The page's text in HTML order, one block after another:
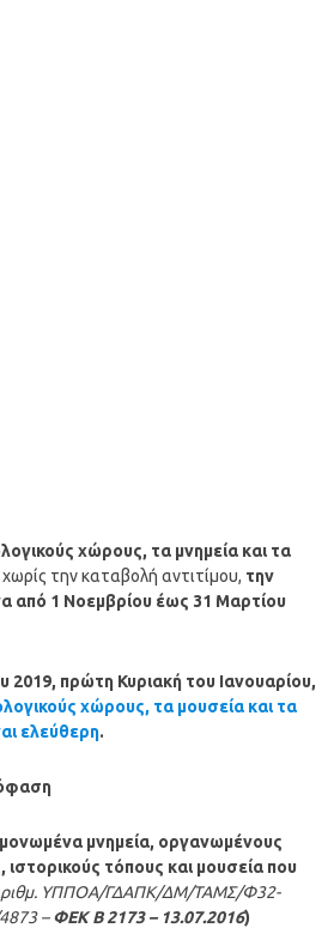
χώρους, τα μνημεία και τα
χωρίς την καταβολή αντιτίμου, την
από 1 Νοεμβρίου έως 31 Μαρτίου
2019, πρώτη Κυριακή του Ιανουαρίου,
χώρους, τα μουσεία και τα
ελεύθερη.
μνημεία, οργανωμένους
τόπους και μουσεία που
ΥΠΠΟΑ/ΓΔΑΠΚ/ΔΜ/ΤΑΜΣ/Φ32-
–ΦΕΚΒ 2173 – 13.07.2016)